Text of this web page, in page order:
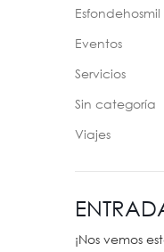
Esfondehosmil
Eventos
Servicios
Sin categoría
Viajes
¡Nos vemos